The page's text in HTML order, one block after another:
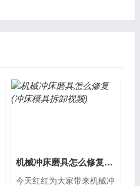
机械冲床磨具怎么修复(冲床模具拆卸视频)
今天红红为大家带来机械冲